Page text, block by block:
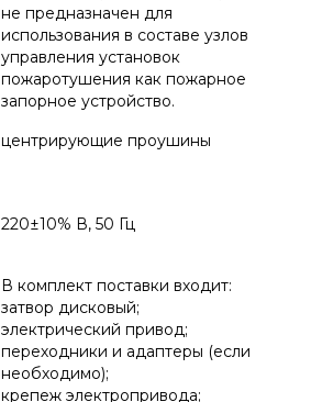
не предназначен для
использования в составе узлов
управления установок
пожаротушения как пожарное
запорное устройство.
центрирующие проушины
220±10% В, 50 Гц
В комплект поставки входит:
затвор дисковый;
электрический привод;
переходники и адаптеры (если
необходимо);
крепеж электропривода;